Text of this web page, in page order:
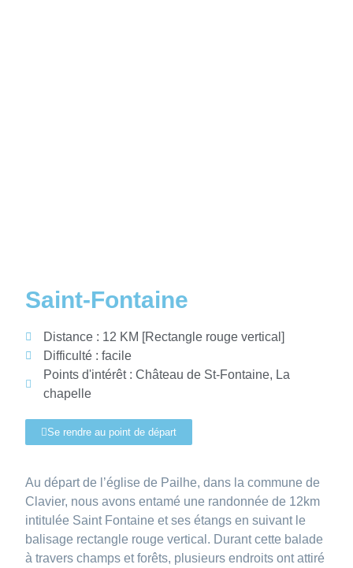
Saint-Fontaine
Distance : 12 KM [Rectangle rouge vertical]
Difficulté : facile
Points d'intérêt : Château de St-Fontaine, La
chapelle
Se rendre au point de départ
Au départ de l’église de Pailhe, dans la commune de
Clavier, nous avons entamé une randonnée de 12km
intitulée Saint Fontaine et ses étangs en suivant le
balisage rectangle rouge vertical. Durant cette balade
à travers champs et forêts, plusieurs endroits ont attiré